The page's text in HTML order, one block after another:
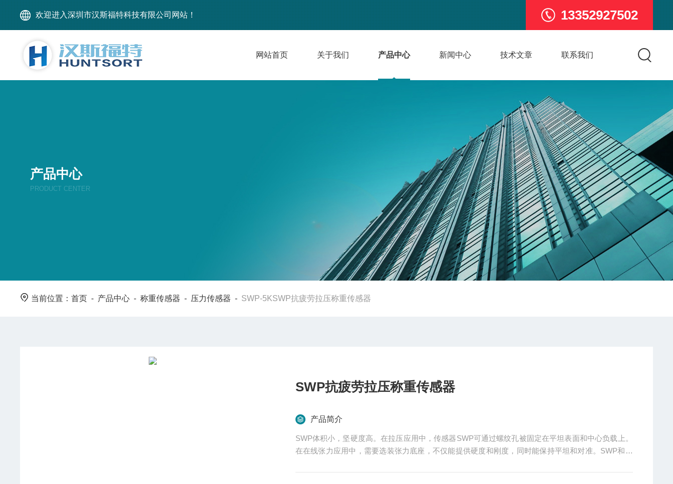
欢迎进入深圳市汉斯福特科技有限公司网站！ 13352927502
网站首页 关于我们 产品中心 新闻中心 技术文章 联系我们
产品中心
PRODUCT CENTER
当前位置：首页 - 产品中心 -称重传感器 - 压力传感器 - SWP-5KSWP抗疲劳拉压称重传感器
SWP抗疲劳拉压称重传感器
产品简介
SWP体积小，坚硬度高。在拉压应用中，传感器SWP可通过螺纹孔被固定在平坦表面和中心负载上。
在在线张力应用中，需要选装张力底座，不仅能提供硬度和刚度，同时能保持平坦和对准。SWP和张